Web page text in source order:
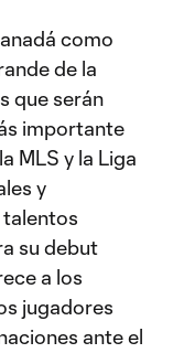
como
de la
que serán
importante
MLS y la Liga
y
talentos
su debut
a los
jugadores
ante el